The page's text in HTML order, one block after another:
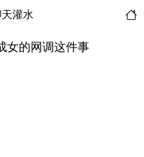
灌水
女的网调这件事